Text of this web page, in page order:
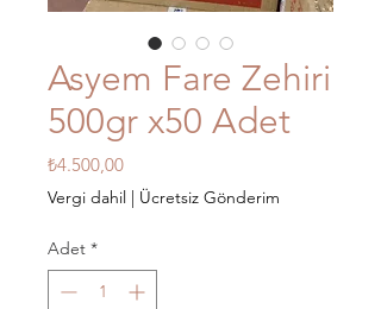
Asyem Fare Zehiri
500gr x50 Adet
₺4.500,00Fiyat
Vergi dahil | Ücretsiz Gönderim
Adet *